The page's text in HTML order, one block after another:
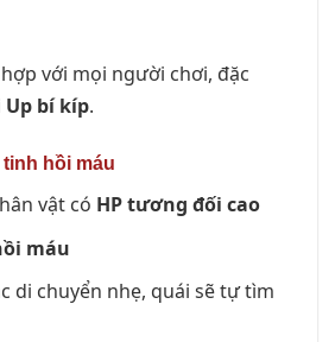
với mọi người chơi, đặc
Up bí kíp.
hồi máu
vật có HP tương đối cao
máu
di chuyển nhẹ, quái sẽ tự tìm